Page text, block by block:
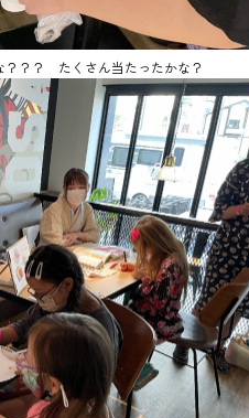
？？？ たくさん当たったかな？